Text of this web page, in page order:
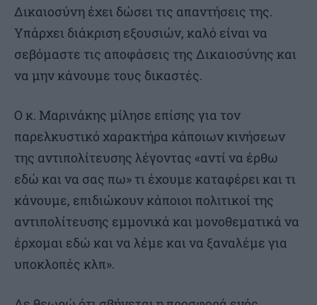
Δικαιοσύνη έχει δώσει τις απαντήσεις της.
Υπάρχει διάκριση εξουσιών, καλό είναι να
σεβόμαστε τις αποφάσεις της Δικαιοσύνης και
να μην κάνουμε τους δικαστές.
Ο κ. Μαρινάκης μίλησε επίσης για τον
παρελκυστικό χαρακτήρα κάποιων κινήσεων
της αντιπολίτευσης λέγοντας «αντί να έρθω
εδώ και να σας πω» τι έχουμε καταφέρει και τι
κάνουμε, επιδιώκουν κάποιοι πολιτικοί της
αντιπολίτευσης εμμονικά και μονοθεματικά να
έρχομαι εδώ και να λέμε και να ξαναλέμε για
υποκλοπές κλπ».